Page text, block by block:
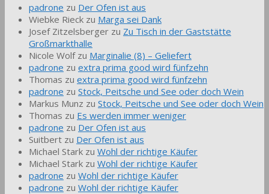
padrone zu Der Ofen ist aus
Wiebke Rieck zu Marga sei Dank
Josef Zitzelsberger zu Zu Tisch in der Gaststätte
Großmarkthalle
Nicole Wolfzu Marginalie (8) – Geliefert
padrone zu extra prima good wird fünfzehn
Thomas zu extra prima good wird fünfzehn
padrone zu Stock, Peitsche und See oder doch Wein
Markus Munz zu Stock, Peitsche und See oder doch Wein
Thomas zu Es werden immer weniger
padrone zu Der Ofen ist aus
Suitbert zu Der Ofen ist aus
Michael Stark zu Wohl der richtige Käufer
Michael Stark zu Wohl der richtige Käufer
padrone zu Wohl der richtige Käufer
padrone zu Wohl der richtige Käufer